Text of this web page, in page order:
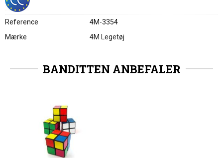
Reference
4M-3354
Mærke
4M Legetøj
BANDITTEN ANBEFALER